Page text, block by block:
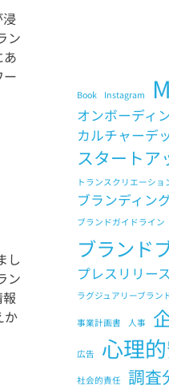
ン
あ
し
ン
か
Book Instagram
オンボーディ
カルチャーデ
スタートア
トランスクリエーショ
ブランディン
ブランドガイドライン
ブランド
プレスリリース
ラグジュアリーブラン
事業計画書 人事
広告 心理
社会的責任 調査